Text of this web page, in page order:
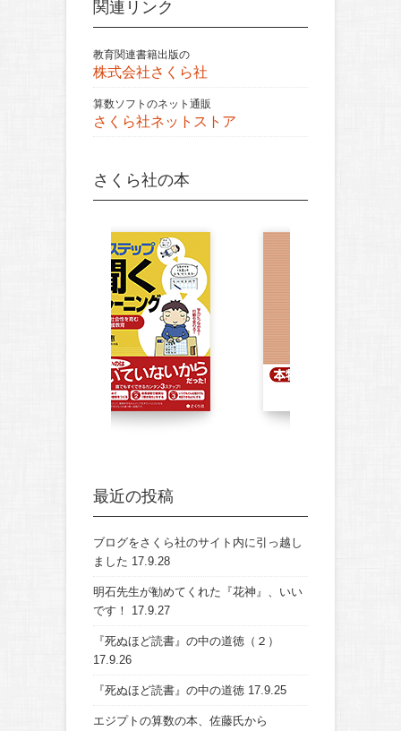
関連リンク
教育関連書籍出版の
株式会社さくら社
算数ソフトのネット通販
さくら社ネットストア
さくら社の本
最近の投稿
ブログをさくら社のサイト内に引っ越し
ました 17.9.28
明石先生が勧めてくれた『花神』、いい
です！
17.9.27
『死ぬほど読書』の中の道徳（２）
17.9.26
『死ぬほど読書』の中の道徳 17.9.25
エジプトの算数の本、佐藤氏から